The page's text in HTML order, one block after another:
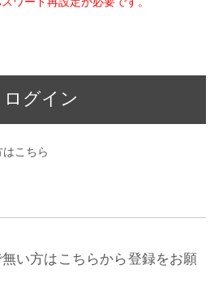
ログイン
こちら
い方はこちらから登録をお願